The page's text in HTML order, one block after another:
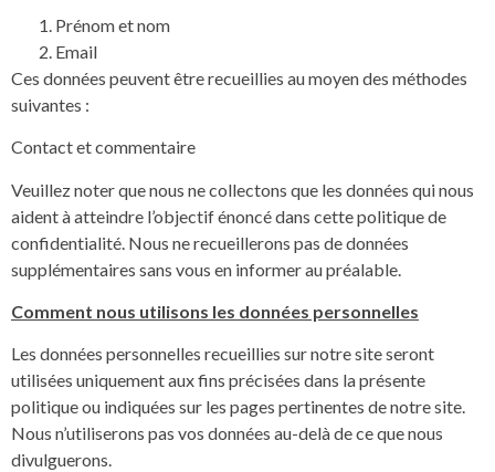
Prénom et nom
Email
Ces données peuvent être recueillies au moyen des méthodes
suivantes :
Contact et commentaire
Veuillez noter que nous ne collectons que les données qui nous
aident à atteindre l’objectif énoncé dans cette politique de
confidentialité. Nous ne recueillerons pas de données
supplémentaires sans vous en informer au préalable.
Comment nous utilisons les données personnelles
Les données personnelles recueillies sur notre site seront
utilisées uniquement aux fins précisées dans la présente
politique ou indiquées sur les pages pertinentes de notre site.
Nous n’utiliserons pas vos données au-delà de ce que nous
divulguerons.